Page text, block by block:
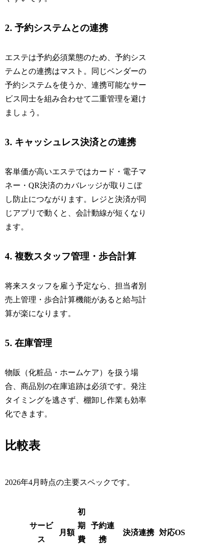
2. 予約システムとの連携
エステは予約必須業態のため、予約シス
テムとの連携はマスト。同じベンダーの
予約システムを使うか、連携可能なサー
ビス同士を組み合わせて二重管理を避け
ましょう。
3. キャッシュレス決済との連携
客単価が高いエステではカード・電子マ
ネー・QR決済のカバレッジが取りこぼ
し防止につながります。レジと決済が同
じアプリで動くと、会計動線が短くなり
ます。
4. 複数スタッフ管理・歩合計算
将来スタッフを雇う予定なら、担当者別
売上管理・歩合計算機能があると給与計
算が楽になります。
5. 在庫管理
物販（化粧品・ホームケア）を扱う場
合、商品別の在庫追跡は必須です。発注
タイミングを逃さず、棚卸し作業も効率
化できます。
比較表
2026年4月時点の主要スペックです。
サービ
ス
月額
初
期
費
予約連
携
決済連携 対応OS